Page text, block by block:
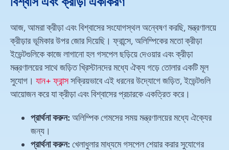
আজ, আমরা ক্রীড়া এবং বিশ্বাসের সংযোগস্থল অন্বেষণ করছি, মন্ত্রণালয়ে
ক্রীড়ার ভূমিকার উপর জোর দিয়েছি। ফ্রান্সে, অলিম্পিকের মতো ক্রীড়া
ইভেন্টগুলিকে কাজে লাগানো হল গসপেল ছড়িয়ে দেওয়ার এবং ক্রীড়া
মন্ত্রণালয়ের সাথে জড়িত খ্রিস্টানদের মধ্যে ঐক্য গড়ে তোলার একটি মূল
সুযোগ। যান+ ফ্রান্সসক্রিয়ভাবে এই ধরনের উদ্যোগে জড়িত, ইভেন্টগুলি
আয়োজন করে যা ক্রীড়া এবং বিশ্বাসের প্রচারকে একত্রিত করে।
প্রার্থনা করুন: অলিম্পিক গেমসের সময় মন্ত্রণালয়ের মধ্যে ঐক্যের
জন্য।
প্রার্থনা করুন: খেলাধুলার মাধ্যমে গসপেল শেয়ার করার সুযোগের